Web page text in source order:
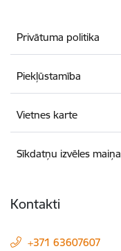
Privātuma politika
Piekļūstamība
Vietnes karte
Sīkdatņu izvēles maiņa
Kontakti
+371 63607607